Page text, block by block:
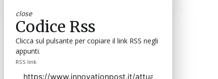
close
Codice Rss
Clicca sul pulsante per copiare il link RSS negli
appunti.
RSS link